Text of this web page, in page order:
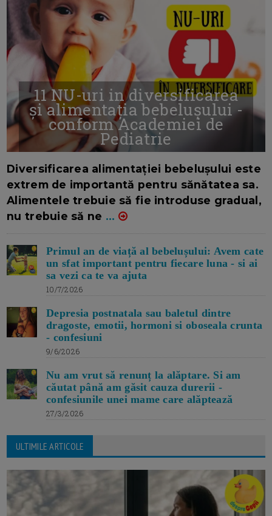
11 NU-uri in diversificarea
și alimentația bebelușului -
conform Academiei de
Pediatrie
Diversificarea alimentației bebelușului este
extrem de importantă pentru sănătatea sa.
Alimentele trebuie să fie introduse gradual,
nu trebuie să ne ...
Primul an de viață al bebelușului: Avem cate
un sfat important pentru fiecare luna - si ai
sa vezi ca te va ajuta
10/7/2026
Depresia postnatala sau baletul dintre
dragoste, emotii, hormoni si oboseala crunta
- confesiuni
9/6/2026
Nu am vrut să renunț la alăptare. Si am
căutat până am găsit cauza durerii -
confesiunile unei mame care alăptează
27/3/2026
ULTIMILE ARTICOLE